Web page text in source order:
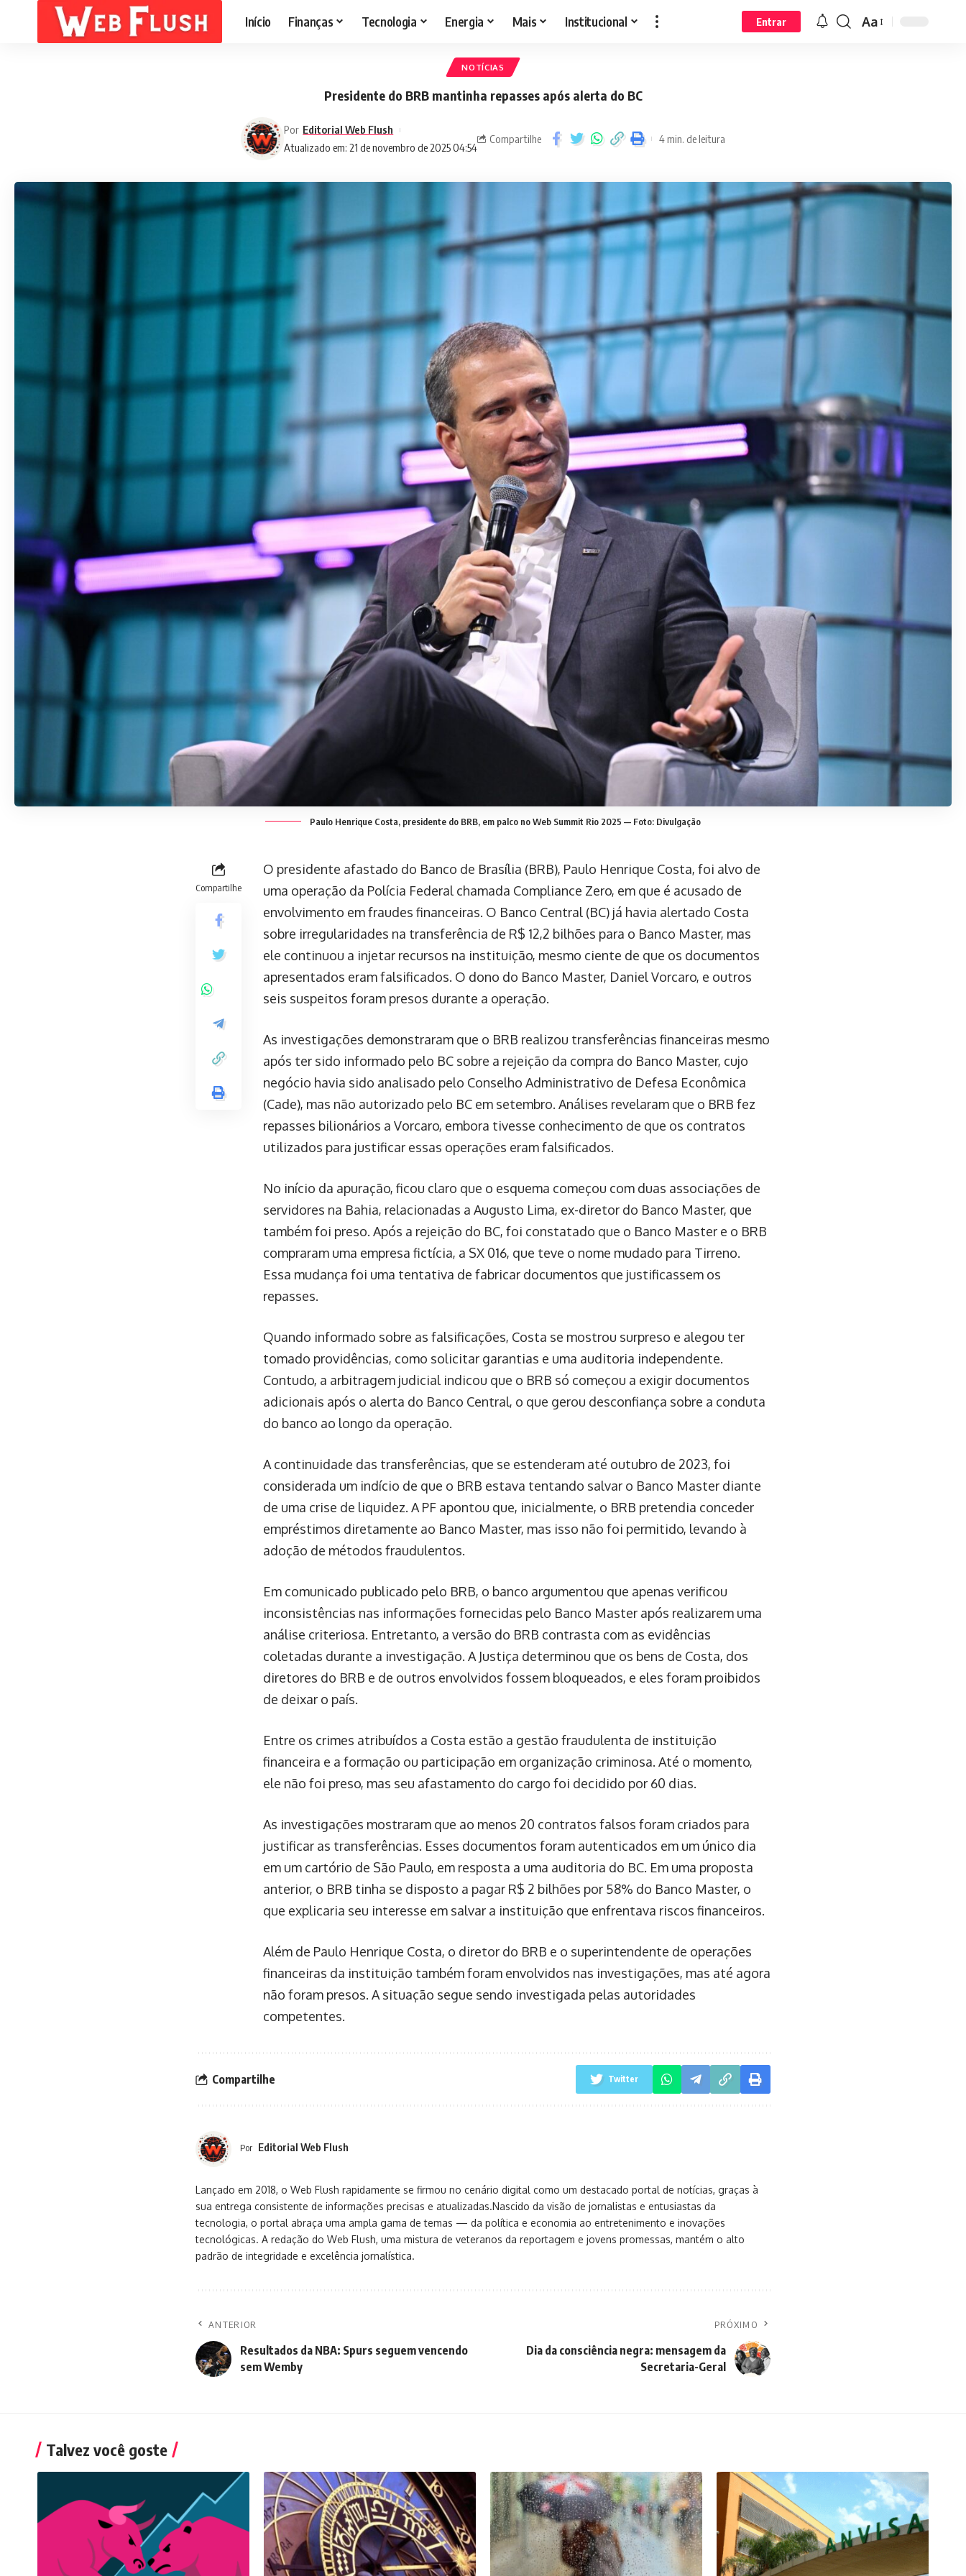
Início Finanças Tecnologia Energia Mais Institucional Entrar Aa
NOTÍCIAS
Presidente do BRB mantinha repasses após alerta do BC
Atualizado em: 21 de novembro de 2025 04:54
Por Editorial Web Flush
Compartilhe 4 min. de leitura
Paulo Henrique Costa, presidente do BRB, em palco no Web Summit Rio 2025 — Foto: Divulgação
Compartilhe
O presidente afastado do Banco de Brasília (BRB), Paulo Henrique Costa, foi alvo de
uma operação da Polícia Federal chamada Compliance Zero, em que é acusado de
envolvimento em fraudes financeiras. O Banco Central (BC) já havia alertado Costa
sobre irregularidades na transferência de R$ 12,2 bilhões para o Banco Master, mas
ele continuou a injetar recursos na instituição, mesmo ciente de que os documentos
apresentados eram falsificados. O dono do Banco Master, Daniel Vorcaro, e outros
seis suspeitos foram presos durante a operação.
As investigações demonstraram que o BRB realizou transferências financeiras mesmo
após ter sido informado pelo BC sobre a rejeição da compra do Banco Master, cujo
negócio havia sido analisado pelo Conselho Administrativo de Defesa Econômica
(Cade), mas não autorizado pelo BC em setembro. Análises revelaram que o BRB fez
repasses bilionários a Vorcaro, embora tivesse conhecimento de que os contratos
utilizados para justificar essas operações eram falsificados.
No início da apuração, ficou claro que o esquema começou com duas associações de
servidores na Bahia, relacionadas a Augusto Lima, ex-diretor do Banco Master, que
também foi preso. Após a rejeição do BC, foi constatado que o Banco Master e o BRB
compraram uma empresa fictícia, a SX 016, que teve o nome mudado para Tirreno.
Essa mudança foi uma tentativa de fabricar documentos que justificassem os
repasses.
Quando informado sobre as falsificações, Costa se mostrou surpreso e alegou ter
tomado providências, como solicitar garantias e uma auditoria independente.
Contudo, a arbitragem judicial indicou que o BRB só começou a exigir documentos
adicionais após o alerta do Banco Central, o que gerou desconfiança sobre a conduta
do banco ao longo da operação.
A continuidade das transferências, que se estenderam até outubro de 2023, foi
considerada um indício de que o BRB estava tentando salvar o Banco Master diante
de uma crise de liquidez. A PF apontou que, inicialmente, o BRB pretendia conceder
empréstimos diretamente ao Banco Master, mas isso não foi permitido, levando à
adoção de métodos fraudulentos.
Em comunicado publicado pelo BRB, o banco argumentou que apenas verificou
inconsistências nas informações fornecidas pelo Banco Master após realizarem uma
análise criteriosa. Entretanto, a versão do BRB contrasta com as evidências
coletadas durante a investigação. A Justiça determinou que os bens de Costa, dos
diretores do BRB e de outros envolvidos fossem bloqueados, e eles foram proibidos
de deixar o país.
Entre os crimes atribuídos a Costa estão a gestão fraudulenta de instituição
financeira e a formação ou participação em organização criminosa. Até o momento,
ele não foi preso, mas seu afastamento do cargo foi decidido por 60 dias.
As investigações mostraram que ao menos 20 contratos falsos foram criados para
justificar as transferências. Esses documentos foram autenticados em um único dia
em um cartório de São Paulo, em resposta a uma auditoria do BC. Em uma proposta
anterior, o BRB tinha se disposto a pagar R$ 2 bilhões por 58% do Banco Master, o
que explicaria seu interesse em salvar a instituição que enfrentava riscos financeiros.
Além de Paulo Henrique Costa, o diretor do BRB e o superintendente de operações
financeiras da instituição também foram envolvidos nas investigações, mas até agora
não foram presos. A situação segue sendo investigada pelas autoridades
competentes.
Compartilhe Twitter
Por Editorial Web Flush
Lançado em 2018, o Web Flush rapidamente se firmou no cenário digital como um destacado portal de notícias, graças à
sua entrega consistente de informações precisas e atualizadas.Nascido da visão de jornalistas e entusiastas da
tecnologia, o portal abraça uma ampla gama de temas — da política e economia ao entretenimento e inovações
tecnológicas. A redação do Web Flush, uma mistura de veteranos da reportagem e jovens promessas, mantém o alto
padrão de integridade e excelência jornalística.
ANTERIOR
Resultados da NBA: Spurs seguem vencendo
sem Wemby
PRÓXIMO
Dia da consciência negra: mensagem da
Secretaria-Geral
Talvez você goste